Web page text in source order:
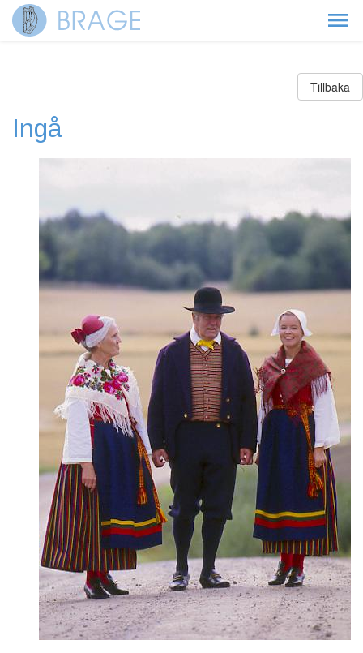
Tillbaka
Ingå